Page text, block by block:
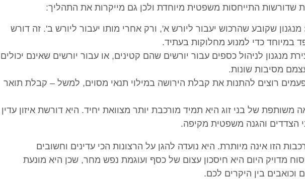
שדורשות התייחסות משפטית מיוחדת ולכן גם מייקרות את התהליך:
מנגנון שקובע שהרכוש יעבור ליורש א', ורק אחרי מותו יעבור ליורש ב'. זה דורש
במיוחד כדי למנוע מחלוקות בעתיד.
מנגנון לניהול כספים עבור יורשים שהם קטינים, או עבור יורשים שאינם יכולים
מסיבות שונות.
רוצים להתנות את קבלת הירושה במילוי תנאי מסוים, למשל – קבלת תואר
משותפת של בני זוג היא תמיד מורכבת יותר מצוואת יחיד. היא דורשת איזון עדין
הצדדים והגנה משפטית מקיפה.
הזו אינה מיותרת. היא נועדה להגן על הרצונות הכי עדינים וחשובים
מדויק היום היא חיסכון עצום של כסף ועוגמת נפש מחר, שכן היא מונעת
וכואבים בין היקרים לכם.